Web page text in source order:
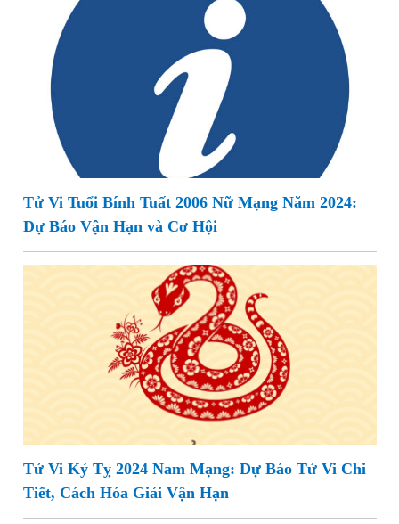
Tử Vi Tuổi Bính Tuất 2006 Nữ Mạng Năm 2024:
Dự Báo Vận Hạn và Cơ Hội
Tử Vi Kỷ Tỵ 2024 Nam Mạng: Dự Báo Tử Vi Chi
Tiết, Cách Hóa Giải Vận Hạn